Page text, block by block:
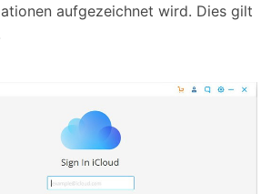
aufgezeichnet wird. Dies gilt